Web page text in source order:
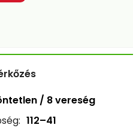
/ 8 vereség
112–41